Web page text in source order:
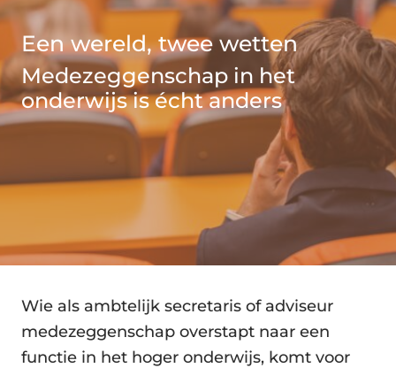
Een wereld, twee wetten
Medezeggenschap in het
onderwijs is écht anders
Wie als ambtelijk secretaris of adviseur
medezeggenschap overstapt naar een
functie in het hoger onderwijs, komt voor